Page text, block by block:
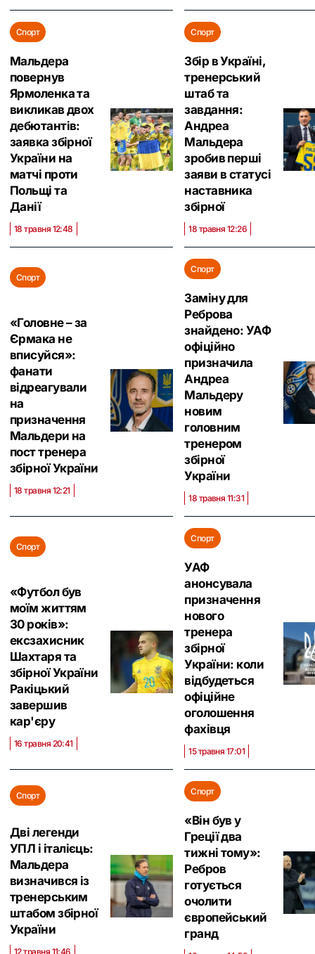
Спорт
Мальдера
повернув
Ярмоленка та
викликав двох
дебютантів:
заявка збірної
України на
матчі проти
Польщі та
Данії
18 травня 12:48
Спорт
Збір в Україні,
тренерський
штаб та
завдання:
Андреа
Мальдера
зробив перші
заяви в статусі
наставника
збірної
18 травня 12:26
Спорт
«Головне – за
Єрмака не
вписуйся»:
фанати
відреагували
на
призначення
Мальдери на
пост тренера
збірної України
18 травня 12:21
Спорт
Заміну для
Реброва
знайдено: УАФ
офіційно
призначила
Андреа
Мальдеру
новим
головним
тренером
збірної
України
18 травня 11:31
Спорт
«Футбол був
моїм життям
30 років»:
ексзахисник
Шахтаря та
збірної України
Ракіцький
завершив
кар'єру
16 травня 20:41
Спорт
УАФ
анонсувала
призначення
нового
тренера
збірної
України: коли
відбудеться
офіційне
оголошення
фахівця
15 травня 17:01
Спорт
Дві легенди
УПЛ і італієць:
Мальдера
визначився із
тренерським
штабом збірної
України
12 травня 11:46
Спорт
«Він був у
Греції два
тижні тому»:
Ребров
готується
очолити
європейський
гранд